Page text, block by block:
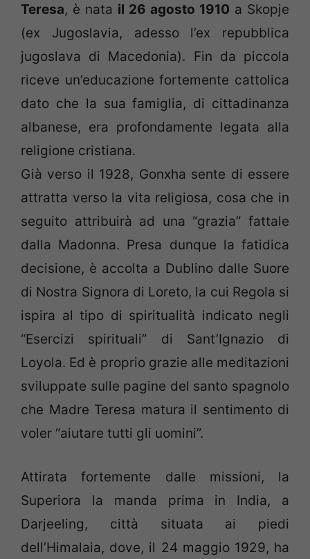
Teresa, è nata il 26 agosto 1910 a Skopje
(ex Jugoslavia, adesso l’ex repubblica
jugoslava di Macedonia). Fin da piccola
riceve un’educazione fortemente cattolica
dato che la sua famiglia, di cittadinanza
albanese, era profondamente legata alla
religione cristiana.
Già verso il 1928, Gonxha sente di essere
attratta verso la vita religiosa, cosa che in
seguito attribuirà ad una “grazia” fattale
dalla Madonna. Presa dunque la fatidica
decisione, è accolta a Dublino dalle Suore
di Nostra Signora di Loreto, la cui Regola si
ispira al tipo di spiritualità indicato negli
“Esercizi spirituali” di Sant’Ignazio di
Loyola. Ed è proprio grazie alle meditazioni
sviluppate sulle pagine del santo spagnolo
che Madre Teresa matura il sentimento di
voler “aiutare tutti gli uomini”.
Attirata fortemente dalle missioni, la
Superiora la manda prima in India, a
Darjeeling, città situata ai piedi
dell’Himalaia, dove, il 24 maggio 1929, ha